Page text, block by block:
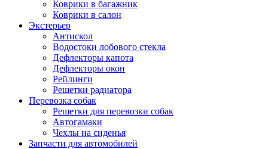
Коврики в багажник
Коврики в салон
Экстерьер
Антискол
Водостоки лобового стекла
Дефлекторы капота
Дефлекторы окон
Рейлинги
Решетки радиатора
Перевозка собак
Решетки для перевозки собак
Автогамаки
Чехлы на сиденья
Запчасти для автомобилей